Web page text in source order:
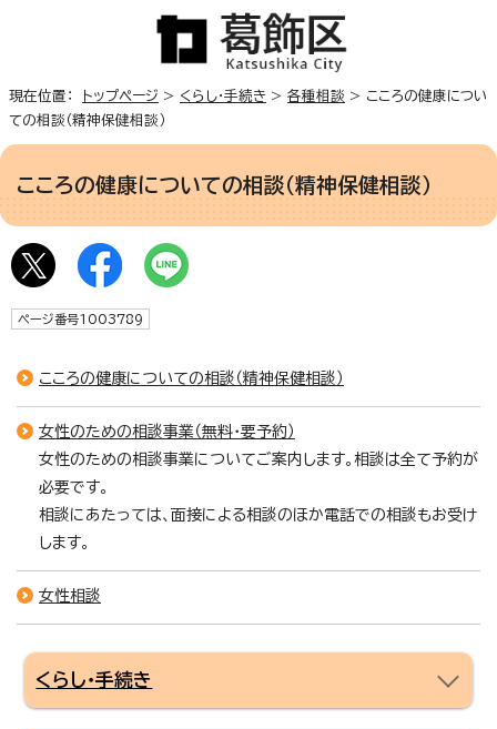
現在位置： トップページ > くらし・手続き > 各種相談 > こころの健康につい
ての相談（精神保健相談）
こころの健康についての相談（精神保健相談）
ページ番号1003789
こころの健康についての相談（精神保健相談）
女性のための相談事業（無料・要予約）
女性のための相談事業についてご案内します。相談は全て予約が
必要です。
相談にあたっては、面接による相談のほか電話での相談もお受け
します。
女性相談
くらし・手続き